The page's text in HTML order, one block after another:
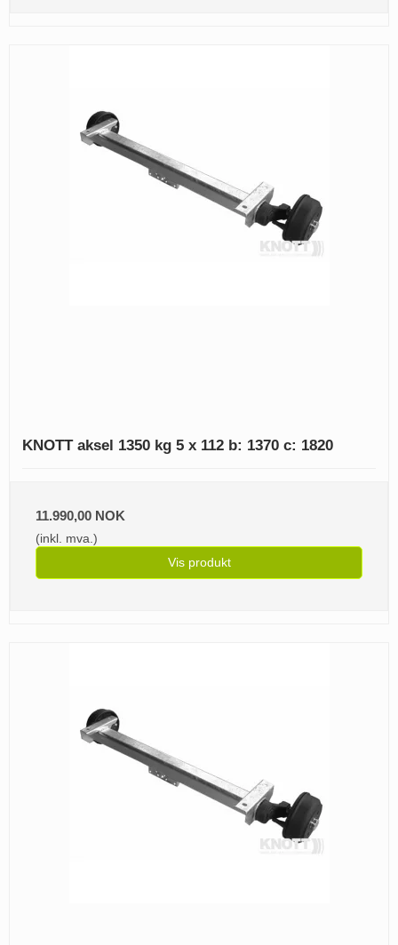
KNOTT aksel 1350 kg 5 x 112 b: 1370 c: 1820
11.990,00 NOK
(inkl. mva.)
Vis produkt